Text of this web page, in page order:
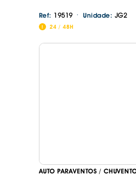
Ref: 19519 · Unidade: JG2
24 / 48H
AUTO PARAVENTOS /